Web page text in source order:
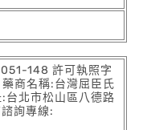
148 許可執照字
商名稱:台灣屈臣氏
台北市松山區八德路
詢專線: